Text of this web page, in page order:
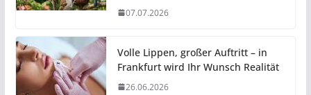
07.07.2026
Volle Lippen, großer Auftritt – in
Frankfurt wird Ihr Wunsch Realität
26.06.2026